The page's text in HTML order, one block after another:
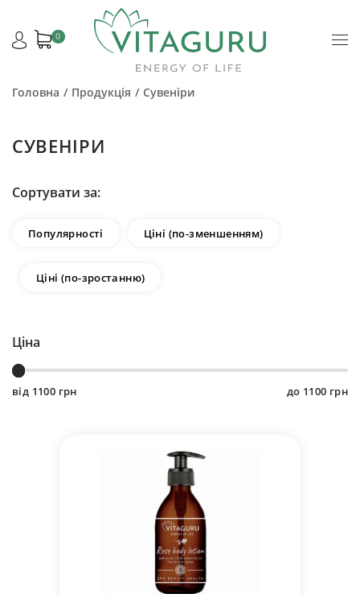
0
Головна Продукція Сувеніри
СУВЕНІРИ
Сортувати за:
Популярності Ціні (по-зменшенням)
Ціні (по-зростанню)
Ціна
від 1100 грн до 1100 грн